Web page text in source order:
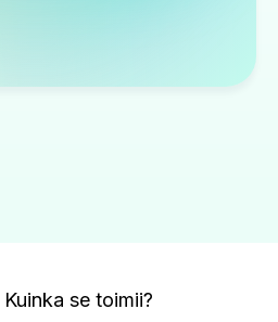
Kuinka se toimii?